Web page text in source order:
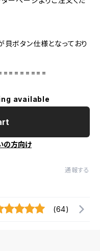
ボタン仕様となっており
available
の方向け
通報する
(64)